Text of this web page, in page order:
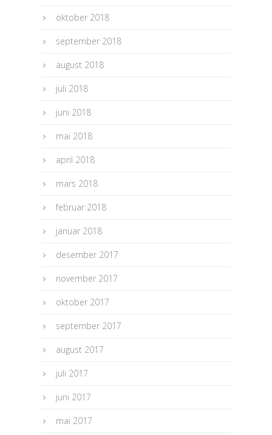
oktober 2018
september 2018
august 2018
juli 2018
juni 2018
mai 2018
april 2018
mars 2018
februar 2018
januar 2018
desember 2017
november 2017
oktober 2017
september 2017
august 2017
juli 2017
juni 2017
mai 2017